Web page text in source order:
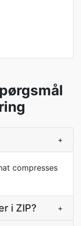
+
compresses
i ZIP? +